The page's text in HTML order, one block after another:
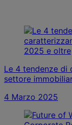
Le 4 tendenze di
settore
4 Marzo 2025